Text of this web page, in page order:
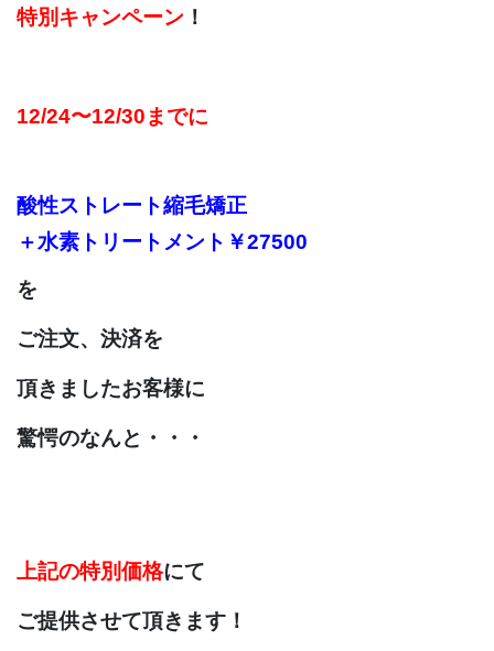
特別キャンペーン ！
12/24〜12/30までに
酸性ストレート縮毛矯正
＋水素トリートメント ￥27500
を
ご注文、決済を
頂きましたお客様に
驚愕のなんと・・・
上記の特別価格にて
ご提供させて頂きます！